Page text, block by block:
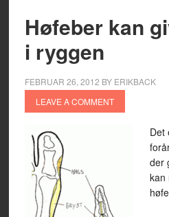
Høfeber kan
i ryggen
FEBRUAR 26, 2012 BY ERIKBACK
LEAVE A COMMENT
Det
der
kan